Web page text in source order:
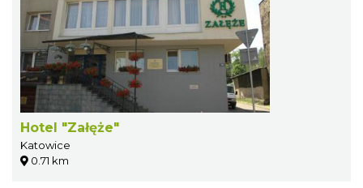
Hotel "Załęże"
Katowice
0.71 km